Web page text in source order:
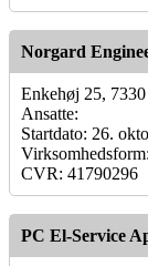
Norgard
Enkehøj 25,
Ansatte:
Startdato: 26.
CVR: 41790296
PC El-Service